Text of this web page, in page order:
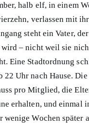
halb elf, in einem
verlassen mit
steht ein Vater,
– nicht weil sie
Eine Stadtordnung
22 Uhr nach Hause.
pro Mitglied, die
erhalten, und einmal
wenige Wochen später